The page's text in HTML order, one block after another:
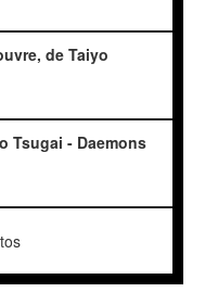
de Taiyo
Tsugai - Daemons